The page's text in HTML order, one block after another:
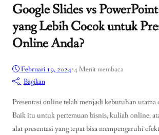
Google Slides vs
yang Lebih Cocok untuk
Online Anda?
Februari 19, 2024•4 Menit membaca
Bagikan
Presentasi online telah menjadi kebutuhan utama
Baik itu untuk pertemuan bisnis, kuliah online,
alat presentasi yang tepat bisa mempengaruhi